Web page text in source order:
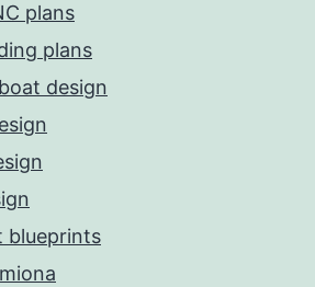
plans
plans
design
blueprints